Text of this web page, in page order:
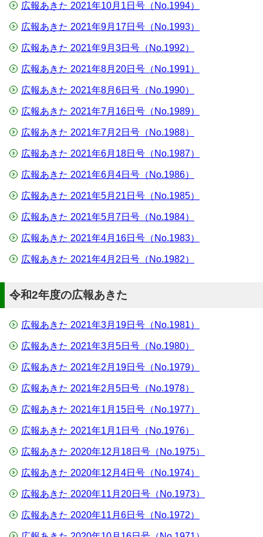
広報あきた 2021年10月1日号（No.1994）
広報あきた 2021年9月17日号（No.1993）
広報あきた 2021年9月3日号（No.1992）
広報あきた 2021年8月20日号（No.1991）
広報あきた 2021年8月6日号（No.1990）
広報あきた 2021年7月16日号（No.1989）
広報あきた 2021年7月2日号（No.1988）
広報あきた 2021年6月18日号（No.1987）
広報あきた 2021年6月4日号（No.1986）
広報あきた 2021年5月21日号（No.1985）
広報あきた 2021年5月7日号（No.1984）
広報あきた 2021年4月16日号（No.1983）
広報あきた 2021年4月2日号（No.1982）
令和2年度の広報あきた
広報あきた 2021年3月19日号（No.1981）
広報あきた 2021年3月5日号（No.1980）
広報あきた 2021年2月19日号（No.1979）
広報あきた 2021年2月5日号（No.1978）
広報あきた 2021年1月15日号（No.1977）
広報あきた 2021年1月1日号（No.1976）
広報あきた 2020年12月18日号（No.1975）
広報あきた 2020年12月4日号（No.1974）
広報あきた 2020年11月20日号（No.1973）
広報あきた 2020年11月6日号（No.1972）